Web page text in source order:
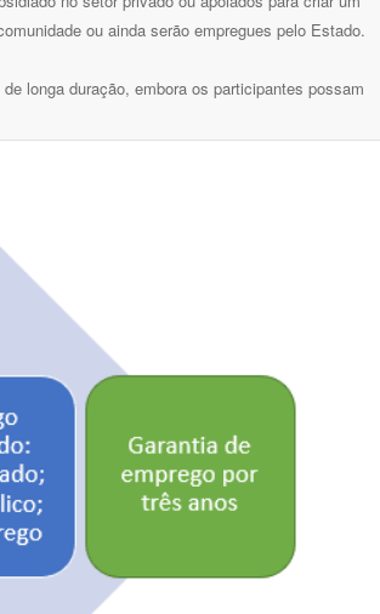
ou ainda serão empregues pelo Estado.
longa duração, embora os participantes possam